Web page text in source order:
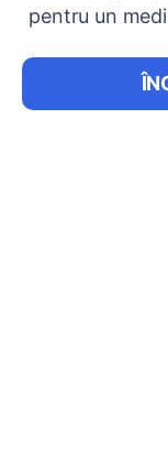
pentru un